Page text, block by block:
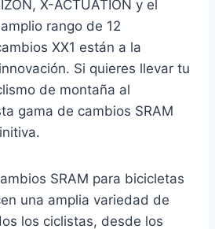
X-ACTUATION y el
rango de 12
XX1 están a la
Si quieres llevar tu
de montaña al
gama de cambios SRAM
SRAM para bicicletas
una amplia variedad de
los ciclistas, desde los